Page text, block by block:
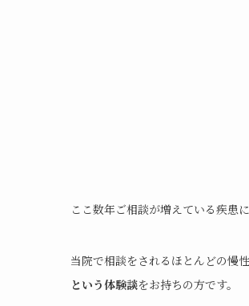
ここ数年ご相談が増えている疾患
当院で相談をされるほとんどの慢
という体験談をお持ちの方です。